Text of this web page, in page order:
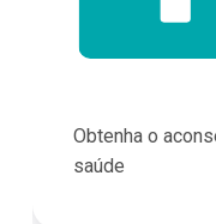
Obtenha o
saúde